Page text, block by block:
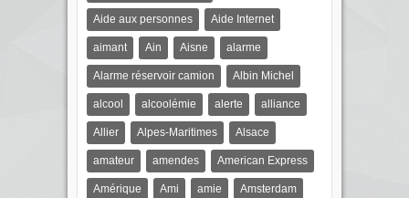
Aide aux personnes Aide Internet
aimant Ain Aisne alarme
Alarme réservoir camion Albin Michel
alcool alcoolémie alerte alliance
Allier Alpes-Maritimes Alsace
amateur amendes American Express
Amérique Ami amie Amsterdam